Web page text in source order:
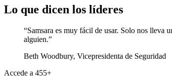
Lo que dicen los líderes
“Samsara es muy fácil de usar. Solo nos lleva
alguien.”
Beth Woodbury, Vicepresidenta de Seguridad
Accede a 455+